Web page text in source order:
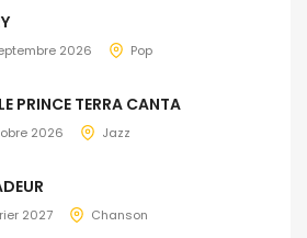
2026 Pop
PRINCE TERRA CANTA
2026 Jazz
2027 Chanson